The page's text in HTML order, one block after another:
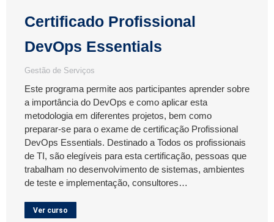
Certificado Profissional
DevOps Essentials
Gestão de Serviços
Este programa permite aos participantes aprender sobre
a importância do DevOps e como aplicar esta
metodologia em diferentes projetos, bem como
preparar-se para o exame de certificação Profissional
DevOps Essentials. Destinado a Todos os profissionais
de TI, são elegíveis para esta certificação, pessoas que
trabalham no desenvolvimento de sistemas, ambientes
de teste e implementação, consultores…
Ver curso